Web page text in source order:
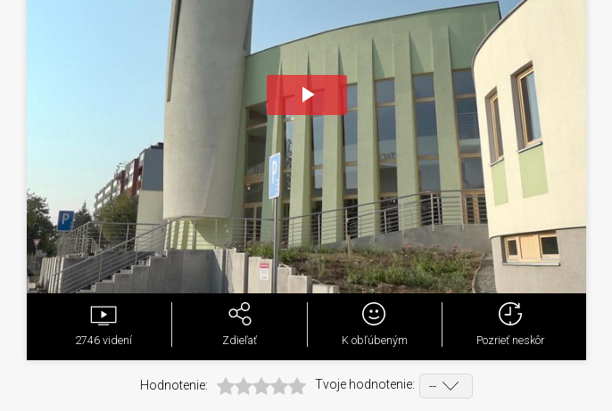
Play
Video
2746 videní Zdieľať K obľúbeným Pozrieť neskôr
Hodnotenie: Tvoje hodnotenie: